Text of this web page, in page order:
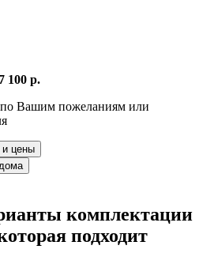
100 р.
по Вашим пожеланиям или
и цены
комплектации
подходит